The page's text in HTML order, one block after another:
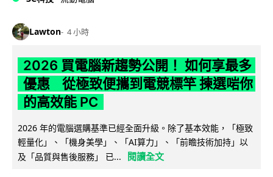
Lawton 4 小時
2026 買電腦新趨勢公開！ 如何享最多
優惠 從極致便攜到電競標竿 揀選啱你
的高效能 PC
2026 年的電腦選購基準已經全面升級。除了基本效能，「極致
輕量化」、「機身美學」、「AI算力」、「前瞻技術加持」以
及「品質與售後服務」 已...
閱讀全文